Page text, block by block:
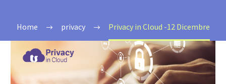
Home privacy Privacy in Cloud -12 Dicembre